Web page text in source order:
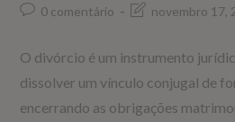
0 comentário
novembro 17,
O divórcio é um instrumento
dissolver um vínculo conjugal de
encerrando as obrigações